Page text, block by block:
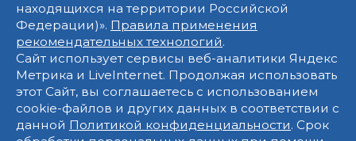
находящихся на территории Российской
Федерации)». Правила применения
рекомендательных технологий.
Сайт использует сервисы веб-аналитики Яндекс
Метрика и LiveInternet. Продолжая использовать
этот Сайт, вы соглашаетесь с использованием
cookie-файлов и других данных в соответствии с
данной Политикой конфиденциальности. Срок